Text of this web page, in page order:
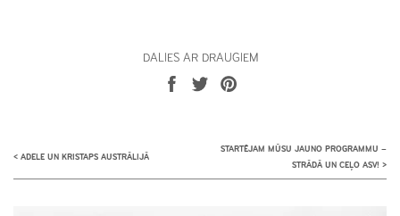
DALIES AR DRAUGIEM
< ADELE UN KRISTAPS AUSTRĀLIJĀ
STARTĒJAM MŪSU JAUNO PROGRAMMU –
STRĀDĀ UN CEĻO ASV! >